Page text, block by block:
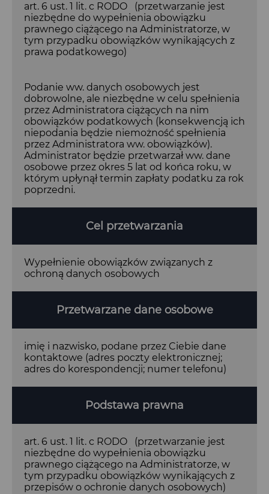
art. 6 ust. 1 lit. c RODO (przetwarzanie jest
niezbędne do wypełnienia obowiązku
prawnego ciążącego na Administratorze, w
tym przypadku obowiązków wynikających z
prawa podatkowego)
Podanie ww. danych osobowych jest
dobrowolne, ale niezbędne w celu spełnienia
przez Administratora ciążących na nim
obowiązków podatkowych (konsekwencją ich
niepodania będzie niemożność spełnienia
przez Administratora ww. obowiązków).
Administrator będzie przetwarzał ww. dane
osobowe przez okres 5 lat od końca roku, w
którym upłynął termin zapłaty podatku za rok
poprzedni.
Cel przetwarzania
Wypełnienie obowiązków związanych z
ochroną danych osobowych
Przetwarzane dane osobowe
imię i nazwisko, podane przez Ciebie dane
kontaktowe (adres poczty elektronicznej;
adres do korespondencji; numer telefonu)
Podstawa prawna
art. 6 ust. 1 lit. c RODO (przetwarzanie jest
niezbędne do wypełnienia obowiązku
prawnego ciążącego na Administratorze, w
tym przypadku obowiązków wynikających z
przepisów o ochronie danych osobowych)